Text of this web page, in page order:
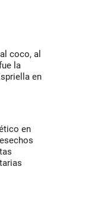
coco, al
la
en
en